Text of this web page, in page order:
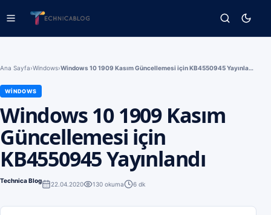
Ana Sayfa›Windows› Windows 10 1909 Kasım Güncellemesi için KB4550945 Yayınlandı
WINDOWS
Windows 10 1909 Kasım
Güncellemesi için
KB4550945 Yayınlandı
Technica Blog 22.04.2020 130 okuma 6 dk